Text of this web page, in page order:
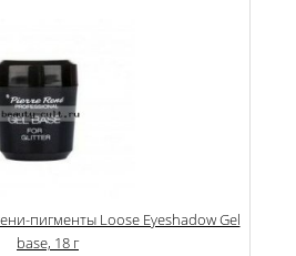
пигменты Loose Eyeshadow Gel
base, 18 г